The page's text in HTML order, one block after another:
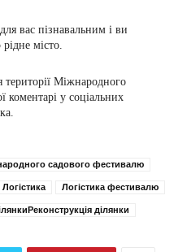
вас пізнавальним і ви
місто.
території Міжнародного
коментарі у соціальних
садового фестивалю
Логістика Логістика фестивалю
ділянки